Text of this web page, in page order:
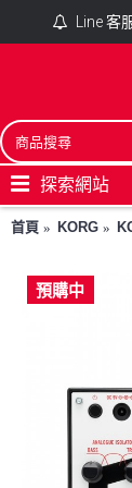
Line 客
探索網站
首頁 KORG
預購中